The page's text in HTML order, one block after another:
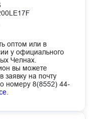
оптом или в
у официального
Челнах.
вы можете
заявку на почту
номеру 8(8552) 44-